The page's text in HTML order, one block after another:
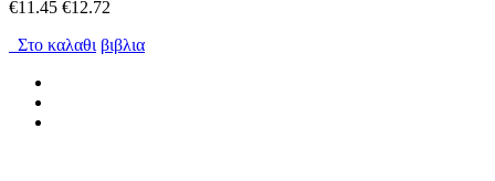
€11.45 €12.72
Στο καλαθι βιβλια